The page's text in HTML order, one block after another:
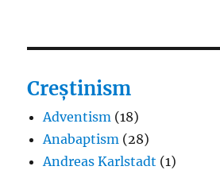
Creștinism
Adventism (18)
Anabaptism (28)
Andreas Karlstadt (1)